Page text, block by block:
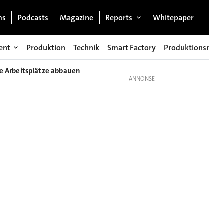
Podcasts Magazine Reports Whitepaper
Produktion Technik Smart Factory
Arbeitsplätze abbauen